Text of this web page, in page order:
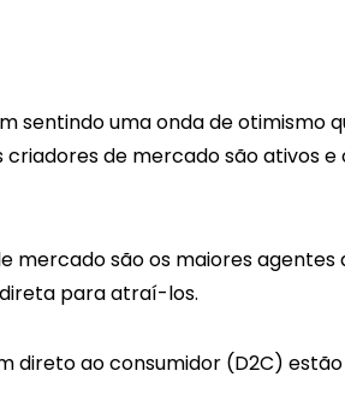
sentindo uma onda de otimismo
de mercado são ativos
mercado são os maiores agentes
para atraí-los.
direto ao consumidor (D2C)